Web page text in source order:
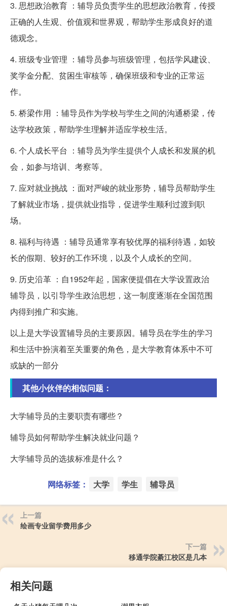
3. 思想政治教育 ：辅导员负责学生的思想政治教育，传授
正确的人生观、价值观和世界观，帮助学生形成良好的道
德观念。
4. 班级专业管理 ：辅导员参与班级管理，包括学风建设、
奖学金分配、贫困生审核等，确保班级和专业的正常运
作。
5. 桥梁作用 ：辅导员作为学校与学生之间的沟通桥梁，传
达学校政策，帮助学生理解并适应学校生活。
6. 个人成长平台 ：辅导员为学生提供个人成长和发展的机
会，如参与培训、考察等。
7. 应对就业挑战 ：面对严峻的就业形势，辅导员帮助学生
了解就业市场，提供就业指导，促进学生顺利过渡到职
场。
8. 福利与待遇 ：辅导员通常享有较优厚的福利待遇，如较
长的假期、较好的工作环境，以及个人成长的空间。
9. 历史沿革 ：自1952年起，国家便提倡在大学设置政治
辅导员，以引导学生政治思想，这一制度逐渐在全国范围
内得到推广和实施。
以上是大学设置辅导员的主要原因。辅导员在学生的学习
和生活中扮演着至关重要的角色，是大学教育体系中不可
或缺的一部分
其他小伙伴的相似问题：
大学辅导员的主要职责有哪些？
辅导员如何帮助学生解决就业问题？
大学辅导员的选拔标准是什么？
网络标签： 大学 学生 辅导员
上一篇
绘画专业留学费用多少
下一篇
移通学院綦江校区是几本
相关问题